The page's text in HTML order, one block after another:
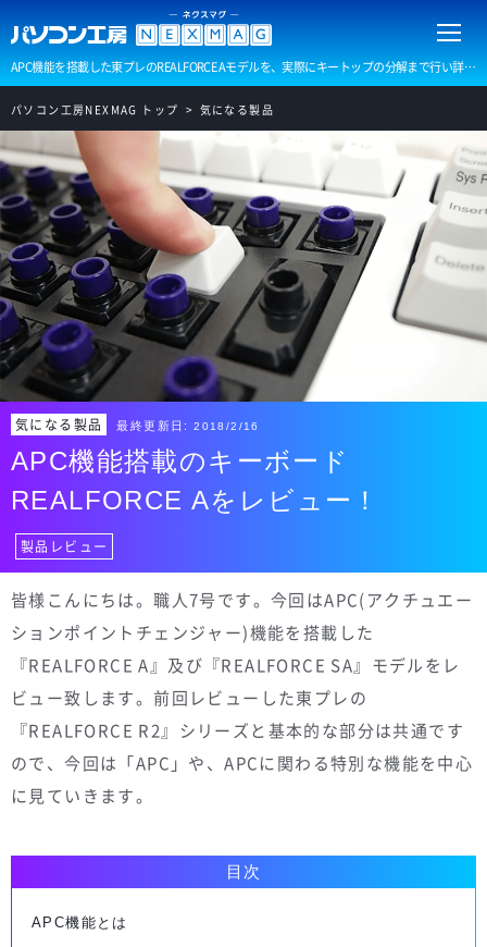
APC機能を搭載した東プレのREALFORCE Aモデルを、実際にキートップの分解まで行い詳しくレビューしました。
パソコン工房NEXMAG トップ 気になる製品
気になる製品 最終更新日:2018/2/16
APC機能搭載のキーボード
REALFORCE Aをレビュー！
製品レビュー
皆様こんにちは。職人7号です。今回はAPC(アクチュエー
ションポイントチェンジャー)機能を搭載した
『REALFORCE A』及び『REALFORCE SA』モデルをレ
ビュー致します。前回レビューした東プレの
『REALFORCE R2』シリーズと基本的な部分は共通です
ので、今回は「APC」や、APCに関わる特別な機能を中心
に見ていきます。
目次
APC機能とは